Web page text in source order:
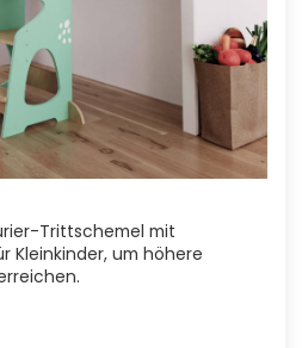
Trittschemel mit
Kleinkinder, um höhere